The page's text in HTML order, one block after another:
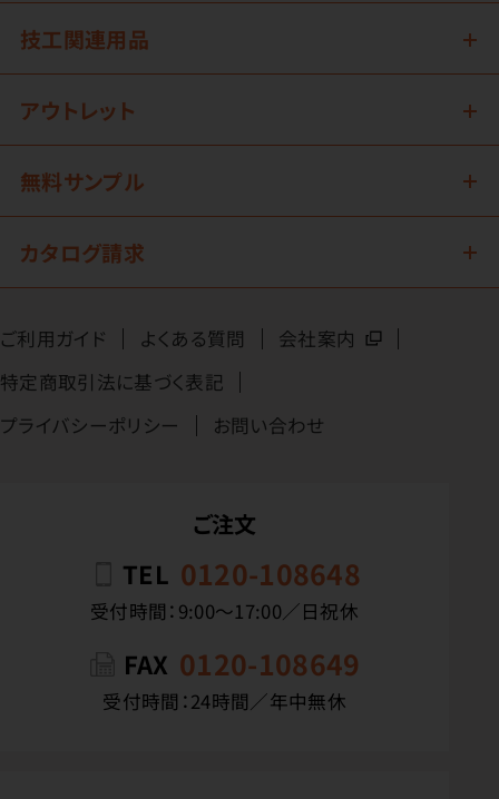
技工関連用品
アウトレット
無料サンプル
カタログ請求
ご利用ガイド よくある質問
会社案内
特定商取引法に基づく表記
プライバシーポリシー
お問い合わせ
ご注文
TEL 0120-108648
受付時間：9:00〜17:00／日祝休
FAX 0120-108649
受付時間：24時間／年中無休